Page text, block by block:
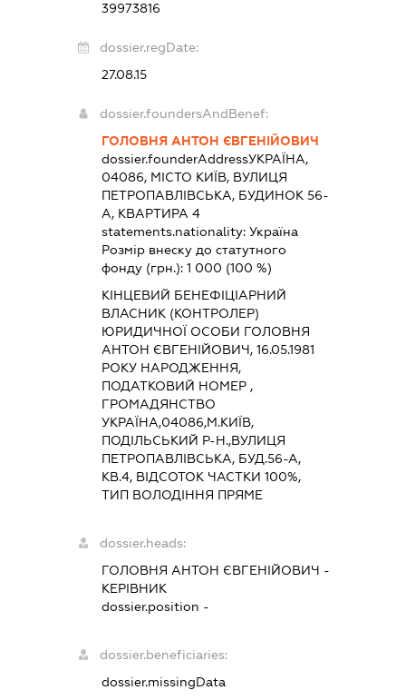
39973816
dossier.regDate:
27.08.15
dossier.foundersAndBenef:
ГОЛОВНЯ АНТОН ЄВГЕНІЙОВИЧ
dossier.founderAddressУКРАЇНА,
04086, МІСТО КИЇВ, ВУЛИЦЯ
ПЕТРОПАВЛІВСЬКА, БУДИНОК 56-
А, КВАРТИРА 4
statements.nationality: Україна
Розмір внеску до статутного
фонду (грн.): 1 000 (100 %)
КІНЦЕВИЙ БЕНЕФІЦІАРНИЙ
ВЛАСНИК (КОНТРОЛЕР)
ЮРИДИЧНОЇ ОСОБИ ГОЛОВНЯ
АНТОН ЄВГЕНІЙОВИЧ, 16.05.1981
РОКУ НАРОДЖЕННЯ,
ПОДАТКОВИЙ НОМЕР ,
ГРОМАДЯНСТВО
УКРАЇНА,04086,М.КИЇВ,
ПОДІЛЬСЬКИЙ Р-Н.,ВУЛИЦЯ
ПЕТРОПАВЛІВСЬКА, БУД.56-А,
КВ.4, ВІДСОТОК ЧАСТКИ 100%,
ТИП ВОЛОДІННЯ ПРЯМЕ
dossier.heads:
ГОЛОВНЯ АНТОН ЄВГЕНІЙОВИЧ -
КЕРІВНИК
dossier.position -
dossier.beneficiaries:
dossier.missingData